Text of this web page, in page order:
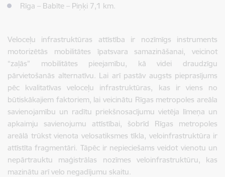
Rīga – Babīte – Piņķi 7,1 km.
Veloceļu infrastruktūras attīstība ir nozīmīgs instruments
motorizētās mobilitātes īpatsvara samazināšanai, veicinot
“zaļās” mobilitātes pieejamību, kā videi draudzīgu
pārvietošanās alternatīvu. Lai arī pastāv augsts pieprasījums
pēc kvalitatīvas veloceļu infrastruktūras, kas ir viens no
būtiskākajiem faktoriem, lai veicinātu Rīgas metropoles areāla
savienojamību un radītu priekšnosacījumu vietēja līmeņa un
apkaimju savienojumu attīstībai, šobrīd Rīgas metropoles
areālā trūkst vienota velosatiksmes tīkla, veloinfrastruktūra ir
attīstīta fragmentāri. Tāpēc ir nepieciešams veidot vienotu un
nepārtrauktu maģistrālas nozīmes veloinfrastruktūru, kas
mazinātu arī velo negadījumu skaitu.